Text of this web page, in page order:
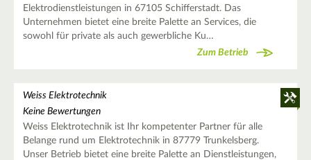
Elektrodienstleistungen in 67105 Schifferstadt. Das
Unternehmen bietet eine breite Palette an Services, die
sowohl für private als auch gewerbliche Ku…
Zum Betrieb
Weiss Elektrotechnik
Keine Bewertungen
Weiss Elektrotechnik ist Ihr kompetenter Partner für alle
Belange rund um Elektrotechnik in 87779 Trunkelsberg.
Unser Betrieb bietet eine breite Palette an Dienstleistungen,